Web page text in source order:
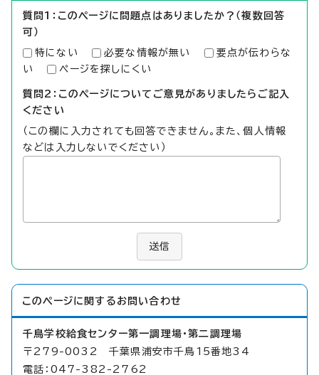
質問1：このページに問題点はありましたか？（複数回答
可）
特にない 必要な情報が無い
要点が伝わらな
い
ページを探しにくい
質問2：このページについてご意見がありましたらご記入
ください
（この欄に入力されても回答できません。また、個人情報
などは入力しないでください）
送信
このページに関する お問い合わせ
千鳥学校給食センター第一調理場・第二調理場
〒279-0032 千葉県浦安市千鳥15番地34
電話：047-382-2762